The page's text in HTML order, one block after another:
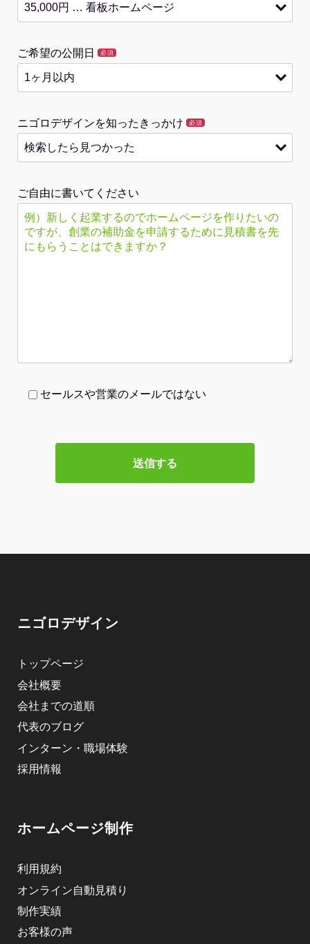
ご希望の公開日 必須
ニゴロデザインを知ったきっかけ 必須
ご自由に書いてください
セールスや営業のメールではない
ニゴロデザイン
トップページ
会社概要
会社までの道順
代表のブログ
インターン・職場体験
採用情報
ホームページ制作
利用規約
オンライン自動見積り
制作実績
お客様の声